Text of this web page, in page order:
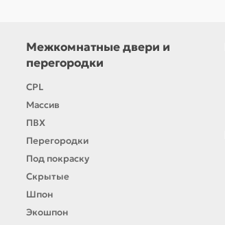
Межкомнатные двери и
перегородки
CPL
Массив
ПВХ
Перегородки
Под покраску
Скрытые
Шпон
Экошпон